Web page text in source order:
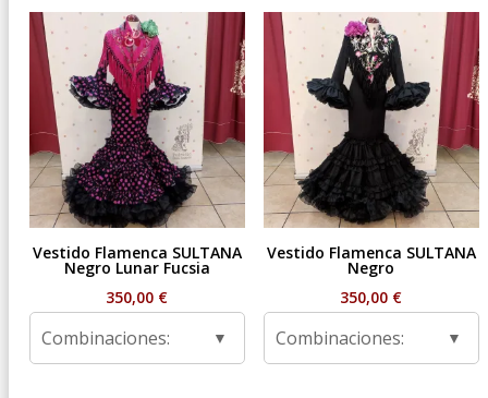
Vestido Flamenca SULTANA
Negro Lunar Fucsia
350,00 €
Combinaciones:
Vestido Flamenca SULTANA
Negro
350,00 €
Combinaciones: